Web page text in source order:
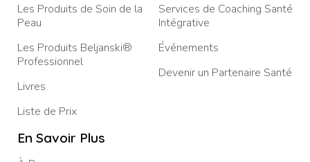
Les Produits de Soin de la
Peau
Les Produits Beljanski®
Professionnel
Livres
Liste de Prix
Services de Coaching Santé
Intégrative
Événements
Devenir un Partenaire Santé
En Savoir Plus